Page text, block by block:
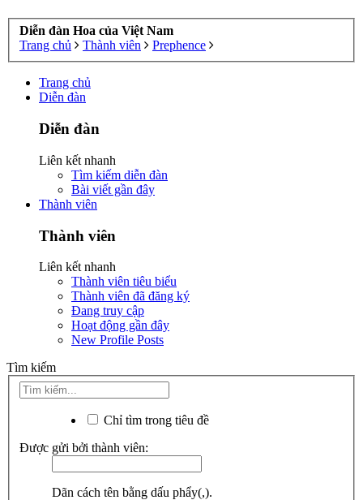
Diễn đàn Hoa của Việt Nam
Trang chủ
Thành viên Prephence
Trang chủ
Diễn đàn
Diễn đàn
Liên kết nhanh
Tìm kiếm diễn đàn
Bài viết gần đây
Thành viên
Thành viên
Liên kết nhanh
Thành viên tiêu biểu
Thành viên đã đăng ký
Đang truy cập
Hoạt động gần đây
New Profile Posts
Tìm kiếm
Chỉ tìm trong tiêu đề
Được gửi bởi thành viên:
Dãn cách tên bằng dấu phẩy(,).